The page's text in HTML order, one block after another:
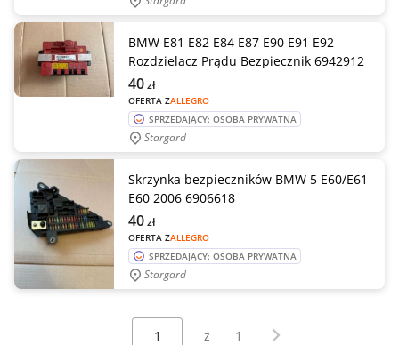
BMW E81 E82 E84 E87 E90 E91 E92
Rozdzielacz Prądu Bezpiecznik 6942912
OFERTA ZALLEGRO
40zł
SPRZEDAJĄCY: OSOBA PRYWATNA
Stargard
Skrzynka bezpieczników BMW 5 E60/E61
E60 2006 6906618
OFERTA ZALLEGRO
40zł
SPRZEDAJĄCY: OSOBA PRYWATNA
Stargard
Wybierz stronę:
z 1 Następna strona